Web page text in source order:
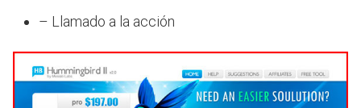
– Llamado a la acción